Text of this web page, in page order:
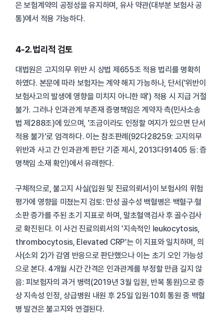
은 보험계약의 공정성을 유지하며, 유사 약관(대부분 보험사 공
통)에서 적용 가능하다.
4-2. 법리적 검토
대법원은 고지의무 위반 시 상법 제655조 적용 법리를 명확히
하였다. 본문에 따라 보험자는 계약 해지 가능하나, 단서('위반이
보험사고의 발생에 영향을 미치지 아니한 때') 적용 시 지급 거절
불가. 그러나 인과관계 부존재 증명책임은 계약자 측(민사소송
법 제288조)에 있으며, '조금이라도 인정할 여지가 있으면 단서
적용 불가'로 엄격하다. 이는 참조판례(92다28259: 고지의무
위반과 사고 간 인과관계 판단 기준 제시, 2013다91405 등: 증
명책임 소재 확인)에서 유래한다.
구체적으로, 불고지 사실(입원 및 진료의뢰서)이 보험사의 위험
평가에 영향을 미쳤는지 검토: 만성 골수성 백혈병은 백혈구·혈
소판 증가를 주된 초기 지표로 하며, 말초혈액검사 후 골수검사
로 확진된다. 이 사건 진료의뢰서의 '지속적인 leukocytosis,
thrombocytosis, Elevated CRP'는 이 지표와 일치하며, 의
사(소외 2)가 감염 반응으로 판단했으나 이는 초기 오인 가능성
으로 본다. 4개월 시간 간격은 인과관계를 부정할 만큼 길지 않
음: 피보험자의 과거 병력(2019년 3월 입원, 반복 통원)으로 증
상 지속성 인정, 상급병원 내원 후 25일 입원·10회 통원 중 백혈
병 발견은 불고지와 연결된다.